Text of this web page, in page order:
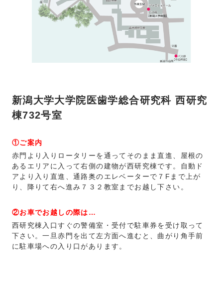
新潟大学大学院医歯学総合研究科 西研究
棟732号室
①ご案内
赤門より入りロータリーを通ってそのまま直進、屋根の
あるエリアに入って右側の建物が西研究棟です。自動ド
アより入り直進、通路奥のエレベーターで７Fまで上が
り、降りて右へ進み７３２教室までお越し下さい。
②お車でお越しの際は…
西研究棟入口すぐの警備室・受付で駐車券を受け取って
下さい。一旦赤門を出て左方面へ進むと、曲がり角手前
に駐車場への入り口があります。